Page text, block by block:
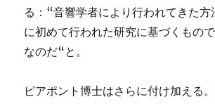
る：“音響学者により行われてきた
に初めて行われた研究に基づくもの
なのだ“と。
ピアポント博士はさらに付け加える